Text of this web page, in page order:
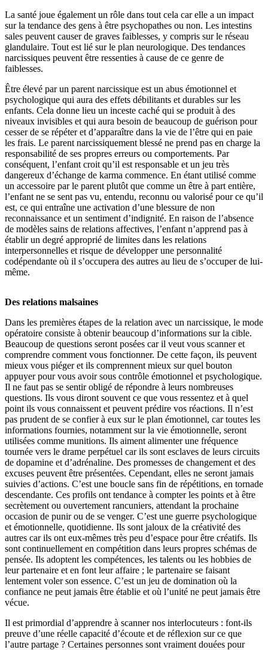
La santé joue également un rôle dans tout cela car elle a un impact
sur la tendance des gens à être psychopathes ou non. Les intestins
sales peuvent causer de graves faiblesses, y compris sur le réseau
glandulaire. Tout est lié sur le plan neurologique. Des tendances
narcissiques peuvent être ressenties à cause de ce genre de
faiblesses.
Être élevé par un parent narcissique est un abus émotionnel et
psychologique qui aura des effets débilitants et durables sur les
enfants. Cela donne lieu un inceste caché qui se produit à des
niveaux invisibles et qui aura besoin de beaucoup de guérison pour
cesser de se répéter et d’apparaître dans la vie de l’être qui en paie
les frais. Le parent narcissiquement blessé ne prend pas en charge la
responsabilité de ses propres erreurs ou comportements. Par
conséquent, l’enfant croit qu’il est responsable et un jeu très
dangereux d’échange de karma commence. En étant utilisé comme
un accessoire par le parent plutôt que comme un être à part entière,
l’enfant ne se sent pas vu, entendu, reconnu ou valorisé pour ce qu’il
est, ce qui entraîne une activation d’une blessure de non
reconnaissance et un sentiment d’indignité. En raison de l’absence
de modèles sains de relations affectives, l’enfant n’apprend pas à
établir un degré approprié de limites dans les relations
interpersonnelles et risque de développer une personnalité
codépendante où il s’occupera des autres au lieu de s’occuper de lui-
même.
Des relations malsaines
Dans les premières étapes de la relation avec un narcissique, le mode
opératoire consiste à obtenir beaucoup d’informations sur la cible.
Beaucoup de questions seront posées car il veut vous scanner et
comprendre comment vous fonctionner. De cette façon, ils peuvent
mieux vous piéger et ils comprennent mieux sur quel bouton
appuyer pour vous avoir sous contrôle émotionnel et psychologique.
Il ne faut pas se sentir obligé de répondre à leurs nombreuses
questions. Ils vous diront souvent ce que vous ressentez et à quel
point ils vous connaissent et peuvent prédire vos réactions. Il n’est
pas prudent de se confier à eux sur le plan émotionnel, car toutes les
informations fournies, notamment sur la vie émotionnelle, seront
utilisées comme munitions. Ils aiment alimenter une fréquence
tournée vers le drame perpétuel car ils sont esclaves de leurs circuits
de dopamine et d’adrénaline. Des promesses de changement et des
excuses peuvent être présentées. Cependant, elles ne seront jamais
suivies d’actions. C’est une boucle sans fin de répétitions, en tornade
descendante. Ces profils ont tendance à compter les points et à être
secrètement ou ouvertement rancuniers, attendant la prochaine
occasion de punir ou de se venger. C’est une guerre psychologique
et émotionnelle, quotidienne. Ils sont jaloux de la créativité des
autres car ils ont eux-mêmes très peu d’espace pour être créatifs. Ils
sont continuellement en compétition dans leurs propres schémas de
pensée. Ils adoptent les compétences, les talents ou les hobbies de
leur partenaire et en font leur affaire ; le partenaire se faisant
lentement voler son essence. C’est un jeu de domination où la
confiance ne peut jamais être établie et où l’unité ne peut jamais être
vécue.
Il est primordial d’apprendre à scanner nos interlocuteurs : font-ils
preuve d’une réelle capacité d’écoute et de réflexion sur ce que
l’autre partage ? Certaines personnes sont vraiment douées pour